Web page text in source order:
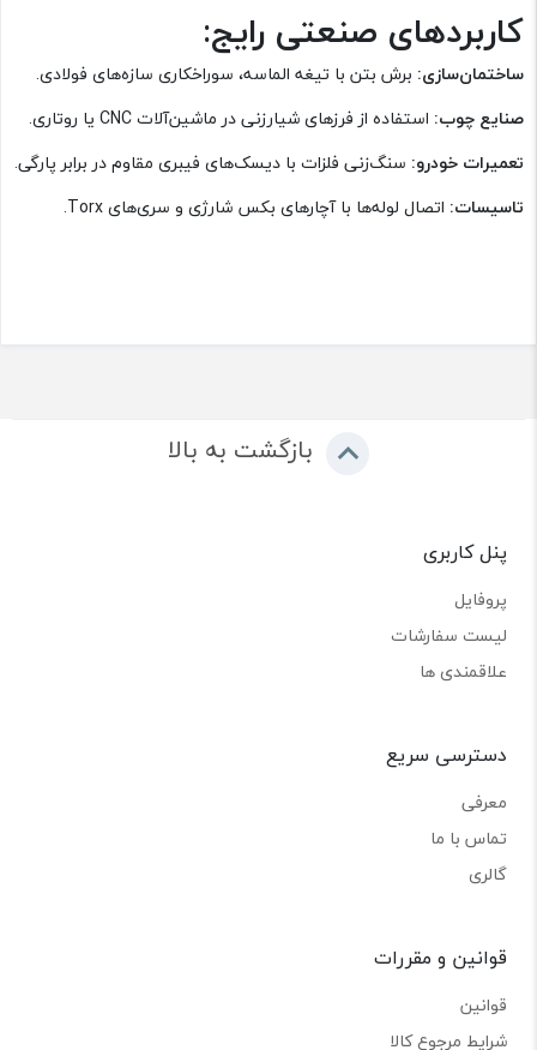
کاربردهای صنعتی رایج:
ساختمان‌سازی: برش بتن با تیغه الماسه، سوراخکاری سازه‌های فولادی.
صنایع چوب: استفاده از فرزهای شیارزنی در ماشین‌آلات CNC یا روتاری.
تعمیرات خودرو: سنگ‌زنی فلزات با دیسک‌های فیبری مقاوم در برابر پارگی.
تاسیسات: اتصال لوله‌ها با آچارهای بکس شارژی و سری‌های Torx.
بازگشت به بالا
پنل کاربری
پروفایل
لیست سفارشات
علاقمندی ها
دسترسی سریع
معرفی
تماس با ما
گالری
قوانین و مقررات
قوانین
شرایط مرجوع کالا